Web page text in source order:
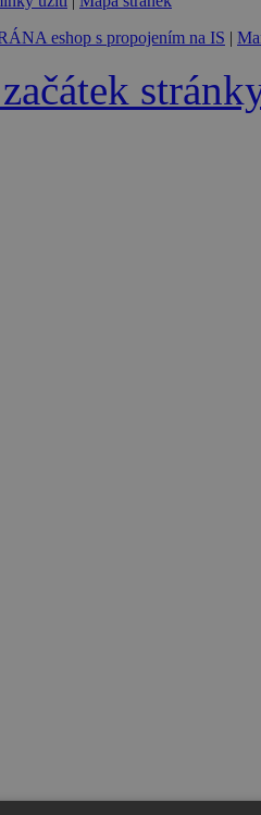
eshop s propojením na IS |